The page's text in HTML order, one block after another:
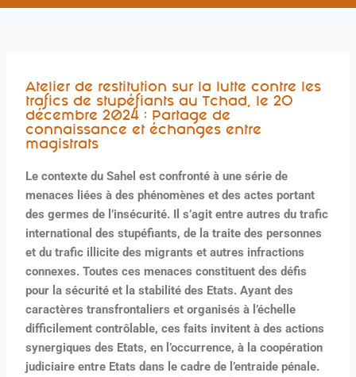
Atelier de restitution sur la lutte contre les
trafics de stupéfiants au Tchad, le 2O
décembre 2024 : Partage de
connaissance et échanges entre
magistrats
Le contexte du Sahel est confronté à une série de
menaces liées à des phénomènes et des actes portant
des germes de l’insécurité. Il s’agit entre autres du trafic
international des stupéfiants, de la traite des personnes
et du trafic illicite des migrants et autres infractions
connexes. Toutes ces menaces constituent des défis
pour la sécurité et la stabilité des Etats. Ayant des
caractères transfrontaliers et organisés à l’échelle
difficilement contrôlable, ces faits invitent à des actions
synergiques des Etats, en l’occurrence, à la coopération
judiciaire entre Etats dans le cadre de l’entraide pénale.